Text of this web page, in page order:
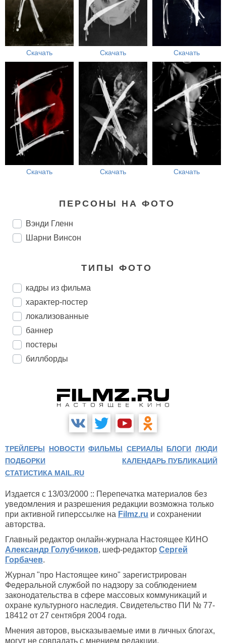
Скачать Скачать Скачать
Скачать Скачать Скачать
ПЕРСОНЫ НА ФОТО
Вэнди Гленн
Шарни Винсон
ТИПЫ ФОТО
кадры из фильма
характер-постер
локализованные
баннер
постеры
биллборды
ТРЕЙЛЕРЫ НОВОСТИ ФИЛЬМЫ СЕРИАЛЫ БЛОГИ ЛЮДИ
ПОДБОРКИ
КАЛЕНДАРЬ ПУБЛИКАЦИЙ
СТАТИСТИКА MAIL.RU
Издается с 13/03/2000 :: Перепечатка материалов без
уведомления и разрешения редакции возможна только
при активной гиперссылке на Filmz.ru и сохранении
авторства.
Главный редактор онлайн-журнала Настоящее КИНО
Александр Голубчиков, шеф-редактор Сергей
Горбачев.
Журнал "про Настоящее кино" зарегистрирован
Федеральной службой по надзору за соблюдением
законодательства в сфере массовых коммуникаций и
охране культурного наследия. Свидетельство ПИ № 77-
18412 от 27 сентября 2004 года.
Мнения авторов, высказываемые ими в личных блогах,
могут не совпадать с мнением редакции.